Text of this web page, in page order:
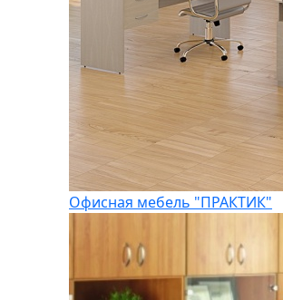
Офисная мебель "ПРАКТИК"